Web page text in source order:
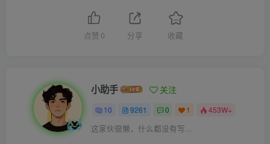
点赞 0 分享 收藏
小助手 关注
10 9261 0 1 453W+
这家伙很懒，什么都没有写...